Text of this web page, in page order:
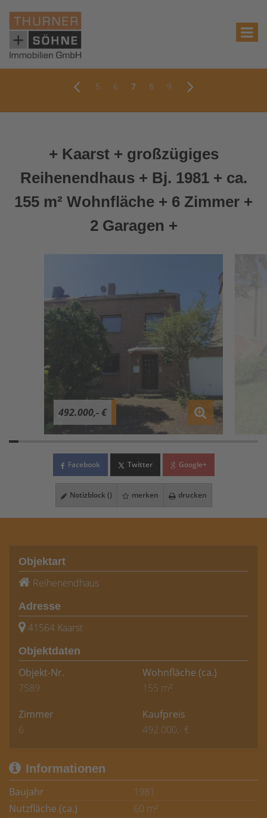
5 6 7 8 9
+ Kaarst + großzügiges
Reihenendhaus + Bj. 1981 + ca.
155 m² Wohnfläche + 6 Zimmer +
2 Garagen +
492.000,- €
Facebook Twitter Google+
Notizblock () merken drucken
Objektart
Reihenendhaus
Adresse
41564 Kaarst
Objektdaten
Objekt-Nr.
7589
Wohnfläche (ca.)
155 m²
Zimmer
6
Kaufpreis
492.000,- €
Informationen
Baujahr
1981
Nutzfläche (ca.)
60 m²